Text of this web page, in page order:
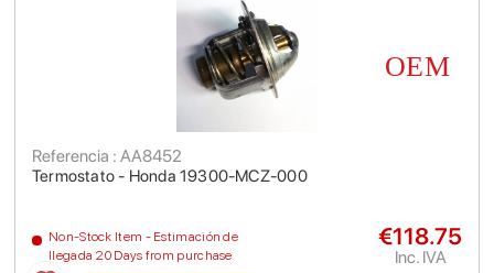
Termostato - Honda 19300-MCZ-000
Referencia : AA8452
Non-Stock Item - Estimación de
llegada 20 Days from purchase
€118.75
Inc. IVA